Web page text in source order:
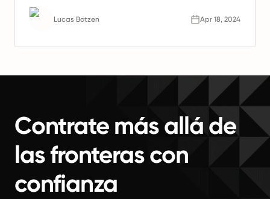
remotos son el futuro del trabajo.
Lucas Botzen Apr 18, 2024
Contrate más allá de
las fronteras con
confianza